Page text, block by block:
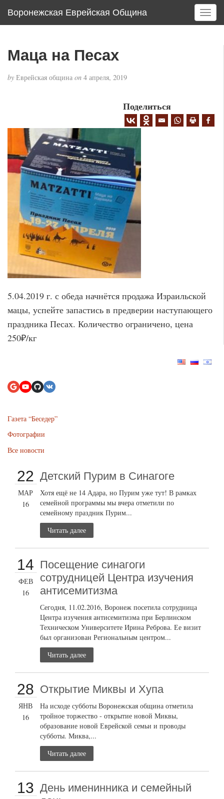
Воронежская Еврейская Община
T
o
i
g
Маца на Песах
by Еврейская община on 4 апреля, 2019
Поделиться
5.04.2019 г. с обеда начнётся продажа Израильской
мацы, успейте запастись в предверии наступающего
праздника Песах. Количество ограничено, цена
250₽/кг
Газета “Беседер”
Фотографии
Все новости
22
МАР
16
Детский Пурим в Синагоге
Хотя ещё не 14 Адара, но Пурим уже тут! В рамках
семейной программы мы вчера отметили по
семейному праздник Пурим...
Читать далее
14
ФЕВ
16
Посещение синагоги
сотрудницей Центра изучения
антисемитизма
Сегодня, 11.02.2016, Воронеж посетила сотрудница
Центра изучения антисемитизма при Берлинском
Техническом Университете Ирина Реброва. Ее визит
был организован Региональным центром...
Читать далее
28
ЯНВ
16
Открытие Миквы и Хупа
На исходе субботы Воронежская община отметила
тройное торжество - открытие новой Миквы,
образование новой Еврейской семьи и проводы
субботы. Миква,...
Читать далее
13 День именинника и семейный